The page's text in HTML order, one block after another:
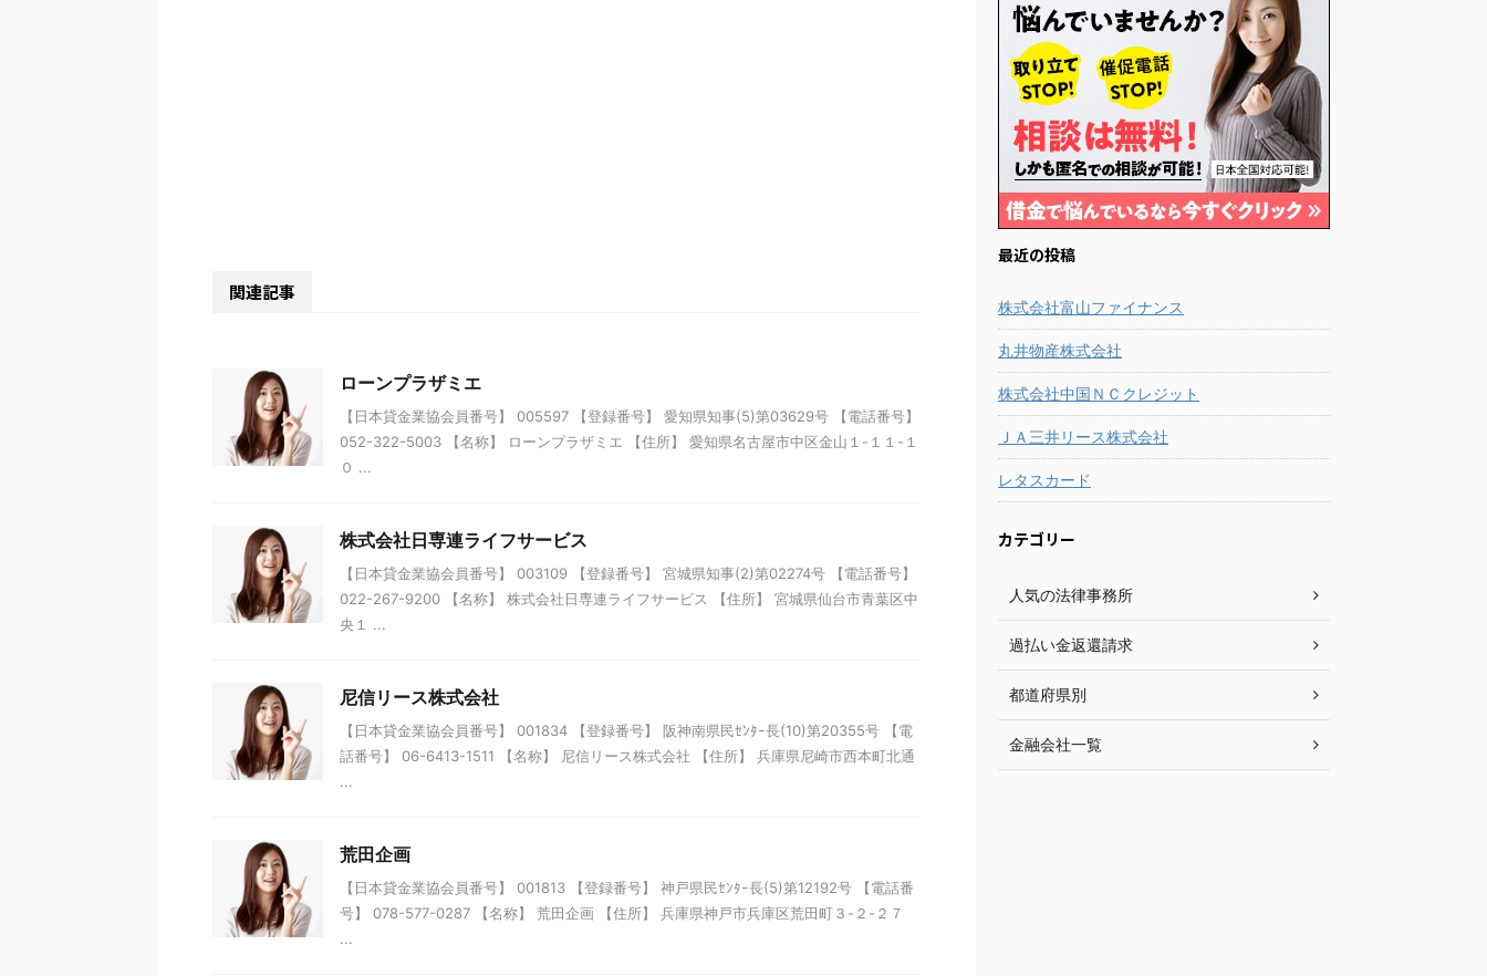
関連記事
ローンプラザミエ
【日本貸金業協会員番号】 005597 【登録番号】 愛知県知事(5)第03629号 【電話番号】
052-322-5003 【名称】 ローンプラザミエ 【住所】 愛知県名古屋市中区金山１-１１-１
０ ...
株式会社日専連ライフサービス
【日本貸金業協会員番号】 003109 【登録番号】 宮城県知事(2)第02274号 【電話番号】
022-267-9200 【名称】 株式会社日専連ライフサービス 【住所】 宮城県仙台市青葉区中
央１ ...
尼信リース株式会社
【日本貸金業協会員番号】 001834 【登録番号】 阪神南県民ｾﾝﾀｰ長(10)第20355号 【電
話番号】 06-6413-1511 【名称】 尼信リース株式会社 【住所】 兵庫県尼崎市西本町北通
...
荒田企画
【日本貸金業協会員番号】 001813 【登録番号】 神戸県民ｾﾝﾀｰ長(5)第12192号 【電話番
号】 078-577-0287 【名称】 荒田企画 【住所】 兵庫県神戸市兵庫区荒田町３-２-２７
...
最近の投稿
株式会社富山ファイナンス
丸井物産株式会社
株式会社中国ＮＣクレジット
ＪＡ三井リース株式会社
レタスカード
カテゴリー
人気の法律事務所
過払い金返還請求
都道府県別
金融会社一覧